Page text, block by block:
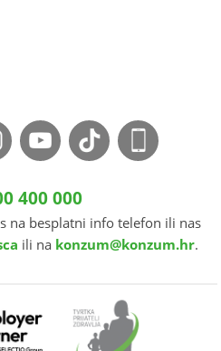
400 000
na besplatni info telefon ili nas
ili na konzum@konzum.hr.